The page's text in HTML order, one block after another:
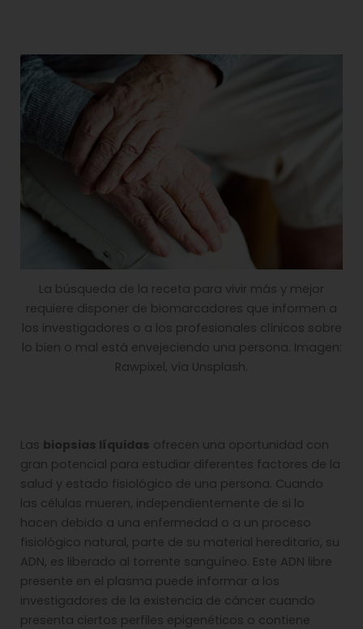
La búsqueda de la receta para vivir más y mejor
requiere disponer de biomarcadores que informen a
los investigadores o a los profesionales clínicos sobre
lo bien o mal está envejeciendo una persona. Imagen:
Rawpixel, vía Unsplash.
Las biopsias líquidas ofrecen una oportunidad con
gran potencial para estudiar diferentes factores de la
salud y estado fisiológico de una persona. Cuando
las células mueren, independientemente de si lo
hacen debido a una enfermedad o a un proceso
fisiológico natural, parte de su material hereditario, su
ADN, es liberado al torrente sanguíneo. Este ADN libre
presente en el plasma puede informar a los
investigadores de la existencia de cáncer cuando
presenta ciertos perfiles epigenéticos o contiene